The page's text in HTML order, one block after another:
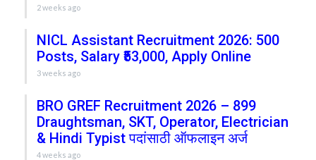
2 weeks ago
NICL Assistant Recruitment 2026: 500
Posts, Salary ₹53,000, Apply Online
3 weeks ago
BRO GREF Recruitment 2026 – 899
Draughtsman, SKT, Operator, Electrician
& Hindi Typist पदांसाठी ऑफलाइन अर्ज
4 weeks ago